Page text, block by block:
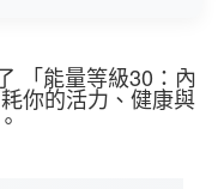
「能量等級30：內
你的活力、健康與